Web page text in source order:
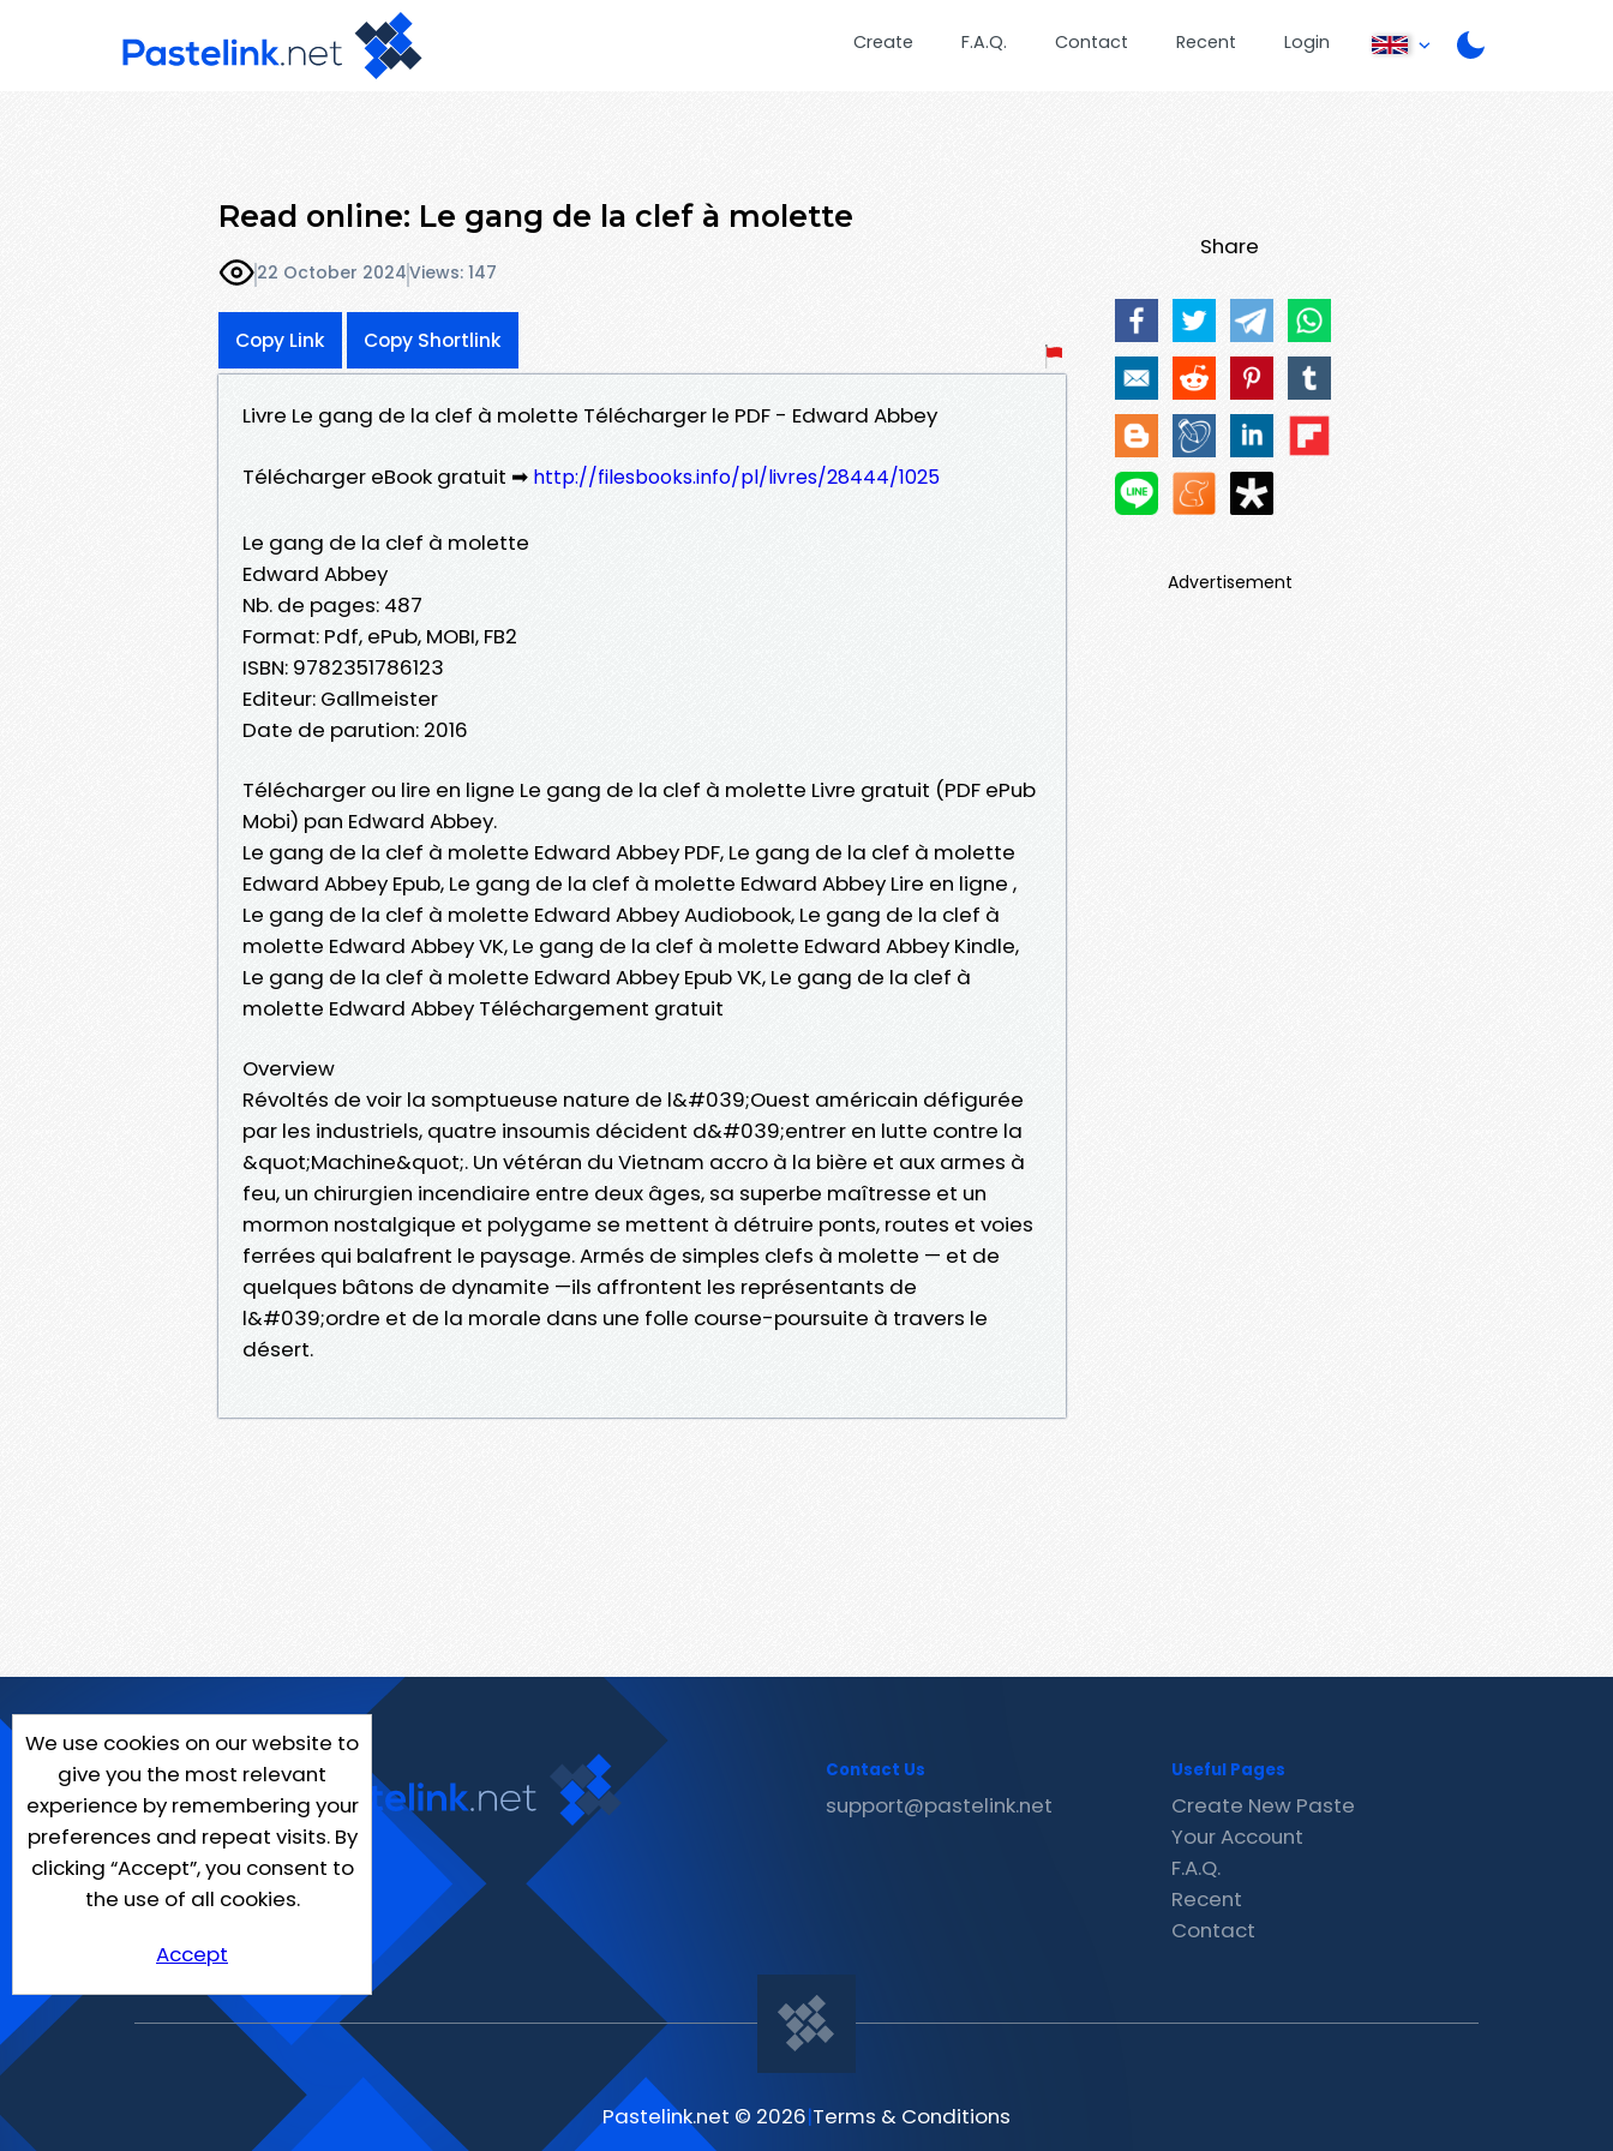
Create F.A.Q. Contact Recent Login
Read online: Le gang de la clef à molette
22 October 2024Views: 147
Copy Link Copy Shortlink
Livre Le gang de la clef à molette Télécharger le PDF - Edward Abbey
Télécharger eBook gratuit ➡ http://filesbooks.info/pl/livres/28444/1025
Le gang de la clef à molette
Edward Abbey
Nb. de pages: 487
Format: Pdf, ePub, MOBI, FB2
ISBN: 9782351786123
Editeur: Gallmeister
Date de parution: 2016
Télécharger ou lire en ligne Le gang de la clef à molette Livre gratuit (PDF ePub
Mobi) pan Edward Abbey.
Le gang de la clef à molette Edward Abbey PDF, Le gang de la clef à molette
Edward Abbey Epub, Le gang de la clef à molette Edward Abbey Lire en ligne ,
Le gang de la clef à molette Edward Abbey Audiobook, Le gang de la clef à
molette Edward Abbey VK, Le gang de la clef à molette Edward Abbey Kindle,
Le gang de la clef à molette Edward Abbey Epub VK, Le gang de la clef à
molette Edward Abbey Téléchargement gratuit
Overview
Révoltés de voir la somptueuse nature de l&#039;Ouest américain défigurée
par les industriels, quatre insoumis décident d&#039;entrer en lutte contre la
&quot;Machine&quot;. Un vétéran du Vietnam accro à la bière et aux armes à
feu, un chirurgien incendiaire entre deux âges, sa superbe maîtresse et un
mormon nostalgique et polygame se mettent à détruire ponts, routes et voies
ferrées qui balafrent le paysage. Armés de simples clefs à molette — et de
quelques bâtons de dynamite —ils affrontent les représentants de
l&#039;ordre et de la morale dans une folle course-poursuite à travers le
désert.
Share
Advertisement
We use cookies on our website to
give you the most relevant
experience by remembering your
preferences and repeat visits. By
clicking “Accept”, you consent to
the use of all cookies.
Accept
Contact Us
support@pastelink.net
Useful Pages
Create New Paste
Your Account
F.A.Q.
Recent
Contact
Pastelink.net © 2026|Terms & Conditions